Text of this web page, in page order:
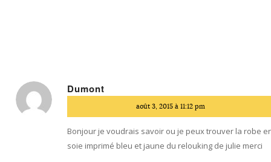
Dumont
:
août 3, 2015 à 11:12 pm
Bonjour je voudrais savoir ou je peux trouver la robe
soie imprimé bleu et jaune du relouking de julie merci